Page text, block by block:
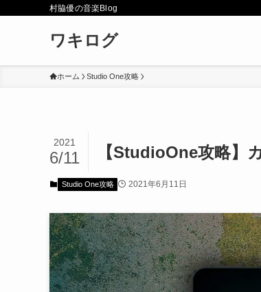
村脇優の音楽Blog
ワキログ
ホーム Studio One攻略
【StudioOne攻略】
2021
6/11
Studio One攻略 2021年6月11日